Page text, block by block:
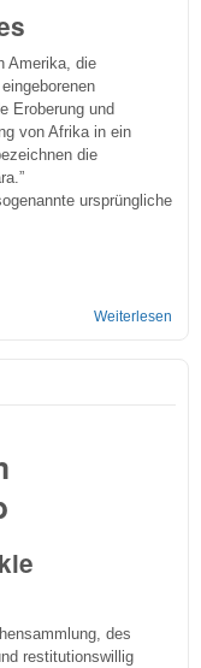
Amerika, die
Eroberung und
von Afrika in ein
die
ursprüngliche
Weiterlesen
des
restitutionswillig